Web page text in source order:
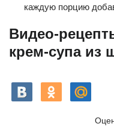
каждую порцию
Видео-
крем-супа из